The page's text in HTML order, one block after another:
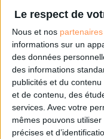
Le respect de
Nous et nos partenaires
informations sur un
des données
des informations
publicités et du
et de contenu, des
services. Avec votre
mêmes pouvons
précises et